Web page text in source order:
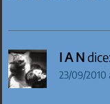
I A Ndice:
23/09/2010